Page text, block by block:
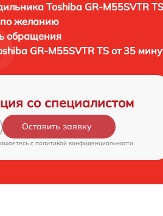
Toshiba GR-M55SVTR
желанию
обращения
GR-M55SVTR TS от 35
со специалистом
Оставить заявку
c политикой конфиденциальности